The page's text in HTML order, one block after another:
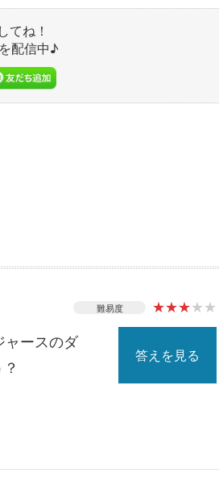
てね！
配信中♪
難易度 ★★★★★
ャースのダ
答えを見る